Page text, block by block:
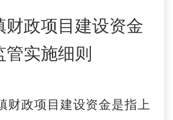
财政项目建设资金
管实施细则
财政项目建设资金是指上